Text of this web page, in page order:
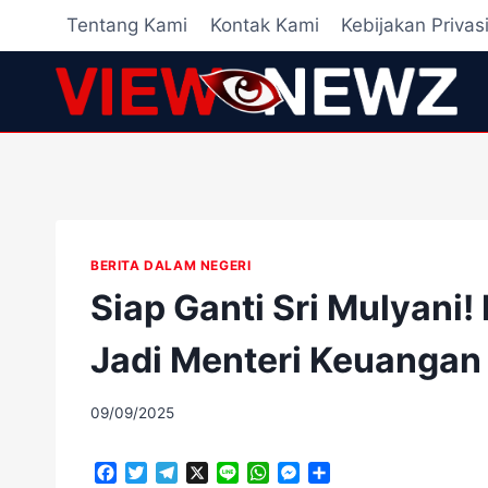
content
Tentang Kami Kontak Kami Kebijakan Privasi
BERITA DALAM NEGERI
Siap Ganti Sri
Jadi Menteri Keuangan
By
09/09/2025
W
M